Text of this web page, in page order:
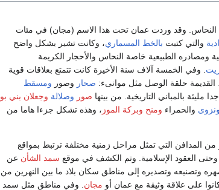
النحاس. وقد وردت عمان تحت هذا الاسم (مجان) في مئات
والتي كتبت بالخط المسماري، وكانت تشير بشكل واضح
ومصادره الطبيعية خاصة النحاس والأحجار الكريمة
. وفي الخمسة آلاف سنة الأخيرة كانت تتمتع بعلاقات قوية
القديمة حلقة الوصل مثل موانىء: صحار وصور ومسقط
مليئة بالمباني التاريخية. من بينها صور وصلالة وجعلان بني بو
ونزوى والحمراء ومنح وبركة الموز ، وهذه تشكل جزءا هاما من
التي تمثل مراحل زمنية مختلفة ترتبط بمواقع
العقود الإسلامية. وتم الكشف في موقع سمد الشأن عن
وتصنيعه وتصديره إلى مناطق سكان بلاد ما بين النهرين من
على علاقة وثيقة مع عمان أو مجان . وفي مناطق مثل سمد